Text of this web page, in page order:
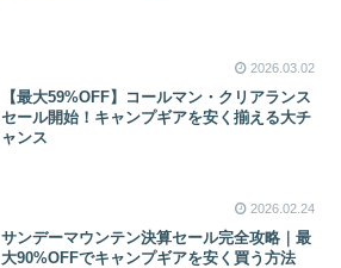
2026.03.02
【最大59%OFF】コールマン・クリアランス
セール開始！キャンプギアを安く揃える大チ
ャンス
2026.02.24
サンデーマウンテン決算セール完全攻略｜最
大90%OFFでキャンプギアを安く買う方法